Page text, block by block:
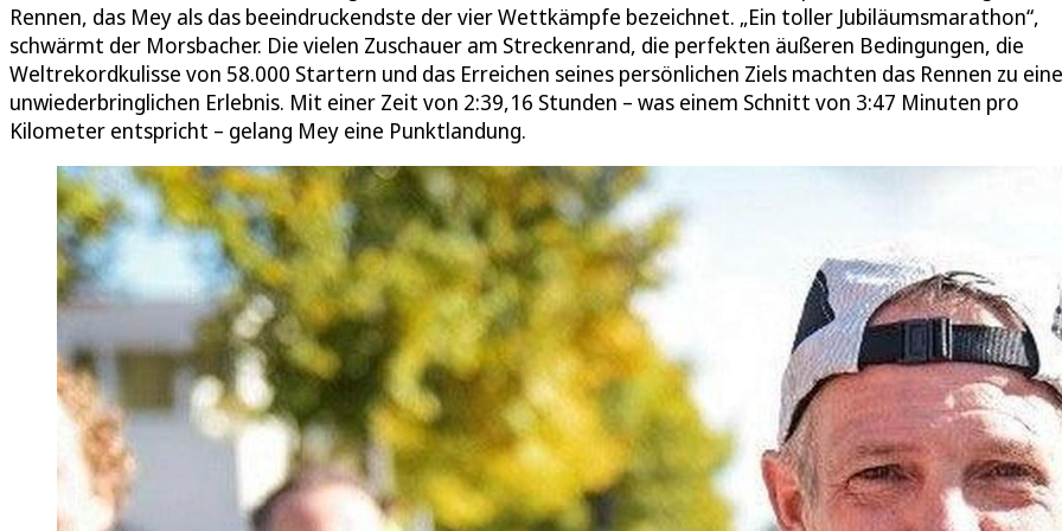
Rennen, das Mey als das beeindruckendste der vier Wettkämpfe bezeichnet. „Ein toller Jubiläumsmarathon“,
schwärmt der Morsbacher. Die vielen Zuschauer am Streckenrand, die perfekten äußeren Bedingungen, die
Weltrekordkulisse von 58.000 Startern und das Erreichen seines persönlichen Ziels machten das Rennen zu
unwiederbringlichen Erlebnis. Mit einer Zeit von 2:39,16 Stunden – was einem Schnitt von 3:47 Minuten pro
Kilometer entspricht – gelang Mey eine Punktlandung.